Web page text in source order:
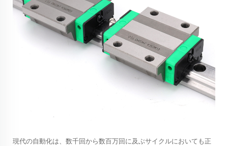
現代の自動化は、数千回から数百万回に及ぶサイクルにおいても正